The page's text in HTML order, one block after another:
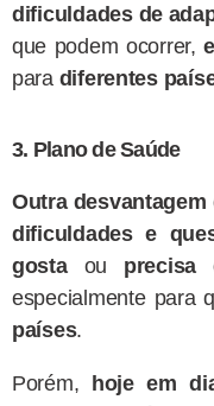
dificuldades de
que podem ocorrer,
para diferentes
3. Plano de Saúde
Outra desvantagem
dificuldades e
gostaou precisa
especialmente para
países.
Porém, hoje em